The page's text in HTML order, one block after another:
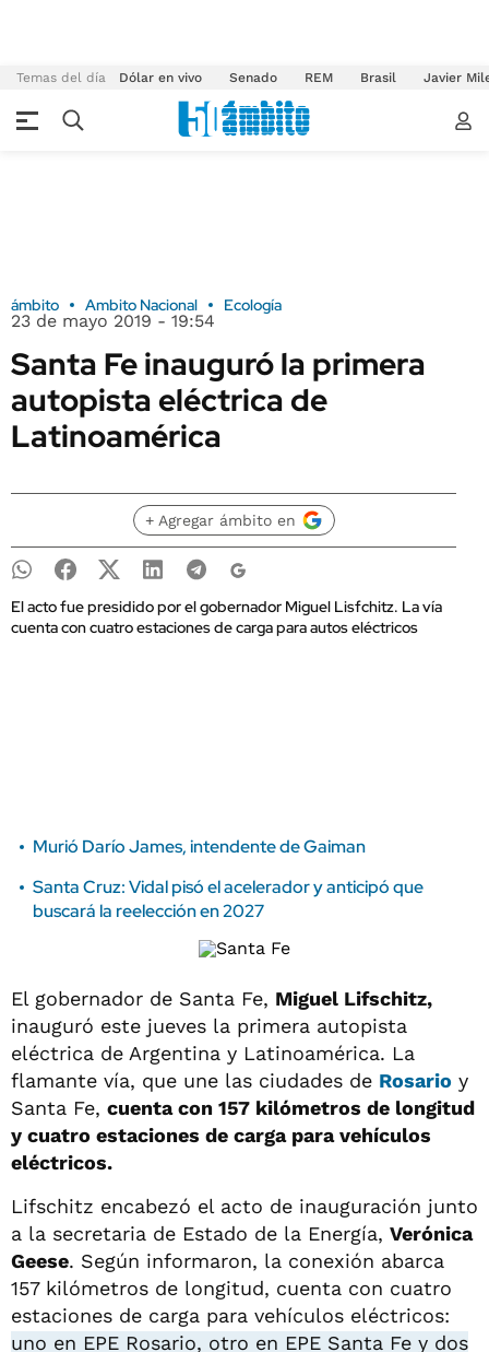
Temas del día Dólar en vivo Senado REM Brasil Javier
ámbito Ambito Nacional Ecología
23 de mayo 2019 - 19:54
Santa Fe inauguró la primera
autopista eléctrica de
Latinoamérica
+ Agregar ámbito en
El acto fue presidido por el gobernador Miguel Lisfchitz. La vía
cuenta con cuatro estaciones de carga para autos eléctricos
Murió Darío James, intendente de Gaiman
Santa Cruz: Vidal pisó el acelerador y anticipó que
buscará la reelección en 2027
El gobernador de Santa Fe, Miguel Lifschitz,
inauguró este jueves la primera autopista
eléctrica de Argentina y Latinoamérica. La
flamante vía, que une las ciudades de Rosario y
Santa Fe, cuenta con 157 kilómetros de longitud
y cuatro estaciones de carga para vehículos
eléctricos.
Lifschitz encabezó el acto de inauguración junto
a la secretaria de Estado de la Energía, Verónica
Geese. Según informaron, la conexión abarca
157 kilómetros de longitud, cuenta con cuatro
estaciones de carga para vehículos eléctricos:
uno en EPE Rosario, otro en EPE Santa Fe y dos